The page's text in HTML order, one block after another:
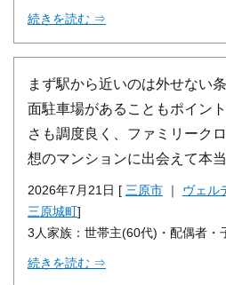
続きを読む ⇒
まず駅から近いのは外せない
面駐車場があることもポイン
さも調度良く、ファミリーク
想のマンションに出会えて本
2026年7月21日 [ 三原市 ｜ ヴェル
三原城町]
3人家族：世帯主(60代)・配偶者・
続きを読む ⇒